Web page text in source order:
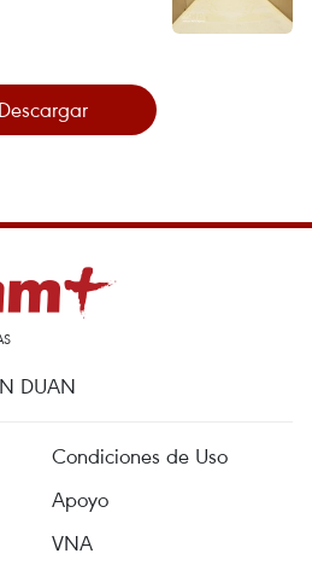
Descargar
DUAN
Condiciones de Uso
Apoyo
VNA